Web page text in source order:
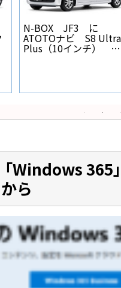
N-BOX JF3 に
ATOTOナビ S8 Ultra
Plus（10インチ） を
取り付けた
Windows 365
ら